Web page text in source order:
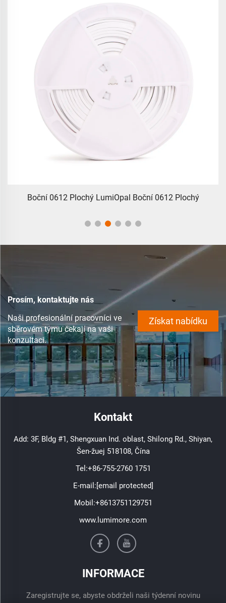
Boční 0612 Plochý LumiOpal Boční 0612 Plochý
Prosím, kontaktujte nás
Naši profesionální pracovníci ve
sběrovém týmu čekají na vaši
konzultaci.
Získat nabídku
Kontakt
Add: 3F, Bldg #1, Shengxuan Ind. oblast, Shilong Rd., Shiyan,
Šen-žuej 518108, Čína
Tel:+86-755-2760 1751
E-mail: [email protected]
Mobil:+8613751129751
www.lumimore.com
INFORMACE
Zaregistrujte se, abyste obdrželi naši týdenní novinu